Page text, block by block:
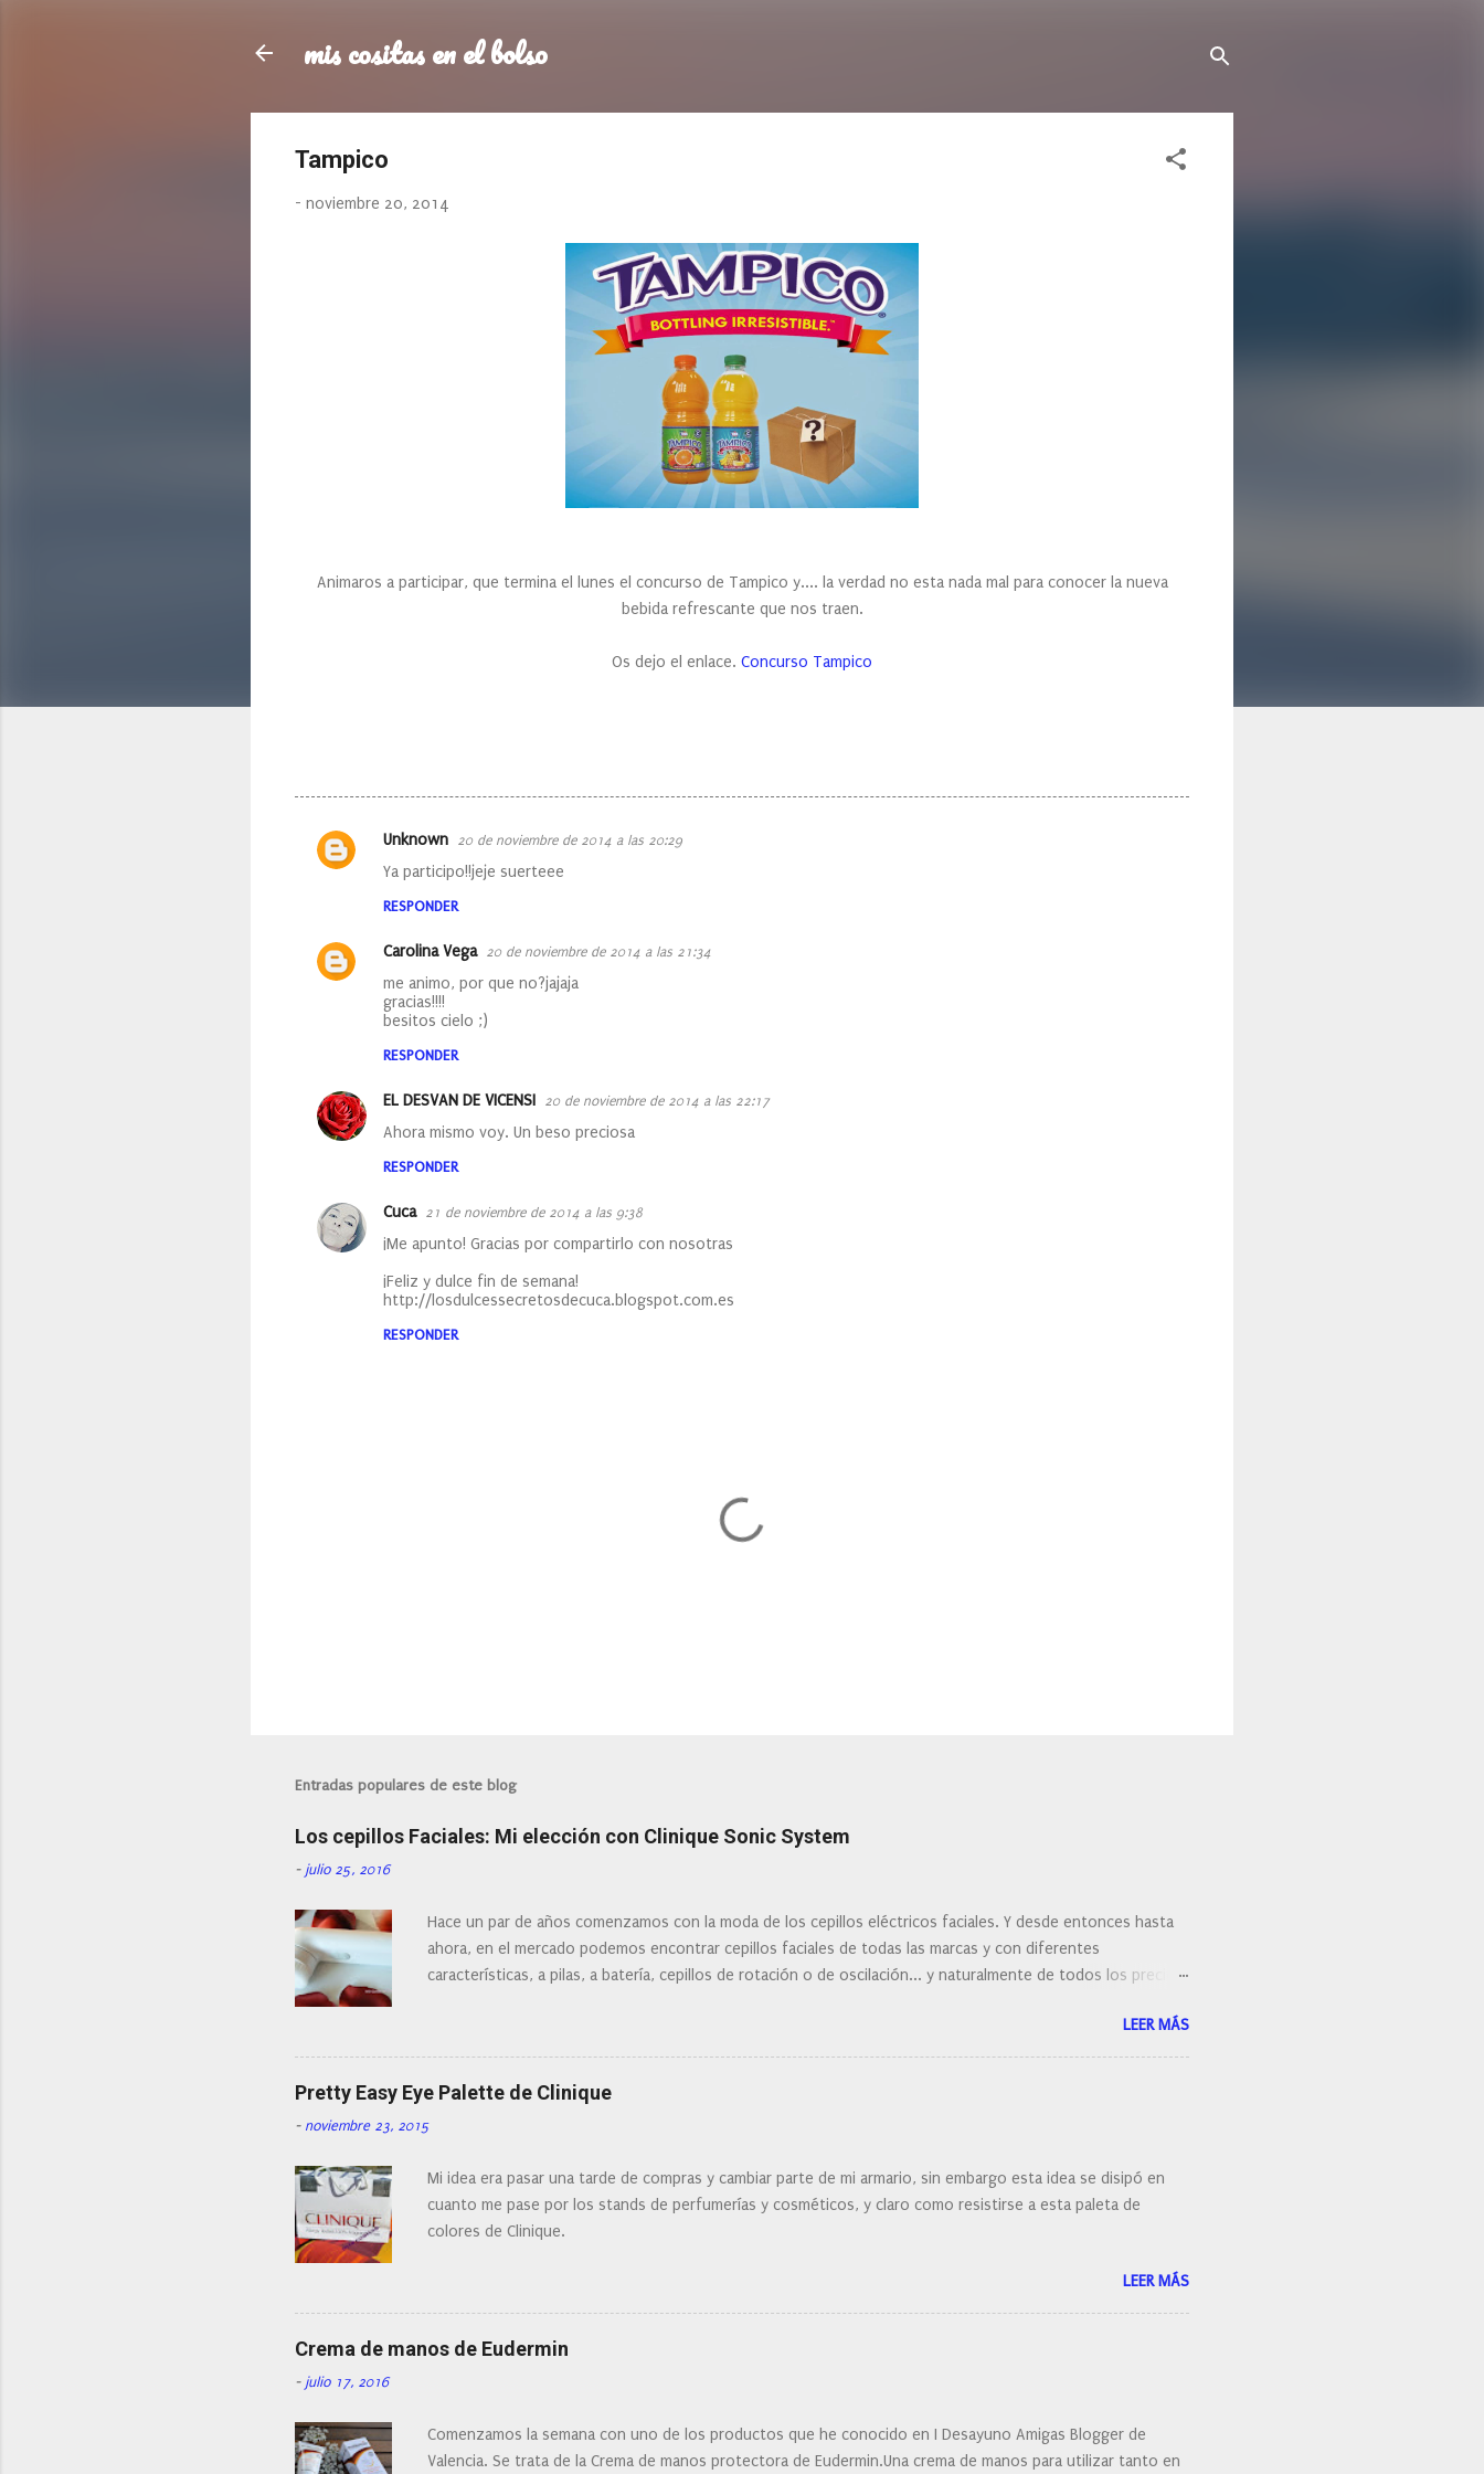
mis cositas en el bolso
Tampico
- noviembre 20, 2014
Animaros a participar, que termina el lunes el concurso de Tampico y.... la verdad no esta nada mal para conocer la nueva
bebida refrescante que nos traen.
Os dejo el enlace. Concurso Tampico
C
e
n
i
o
Unknown 20 de noviembre de 2014 a las 20:29
Ya participo!!jeje suerteee
RESPONDER
Carolina Vega 20 de noviembre de 2014 a las 21:34
me animo, por que no?jajaja
gracias!!!!
besitos cielo ;)
RESPONDER
EL DESVAN DE VICENSI 20 de noviembre de 2014 a las 22:17
Ahora mismo voy. Un beso preciosa
RESPONDER
Cuca 21 de noviembre de 2014 a las 9:38
¡Me apunto! Gracias por compartirlo con nosotras
¡Feliz y dulce fin de semana!
http://losdulcessecretosdecuca.blogspot.com.es
RESPONDER
i
r
u
n
o
m
e
n
t
a
Entradas populares de este blog
Los cepillos Faciales: Mi elección con Clinique Sonic System
- julio 25, 2016
Hace un par de años comenzamos con la moda de los cepillos eléctricos faciales. Y desde entonces hasta
ahora, en el mercado podemos encontrar cepillos faciales de todas las marcas y con diferentes
características, a pilas, a batería, cepillos de rotación o de oscilación... y naturalmente de todos los precios.
¿Cual es mi tipo de piel? ¿Qué busco?... En este post os voy a dar mi opinión de porque elegí mi cepillo
facial de Clinique
LEER MÁS
Pretty Easy Eye Palette de Clinique
- noviembre 23, 2015
Mi idea era pasar una tarde de compras y cambiar parte de mi armario, sin embargo esta idea se disipó en
cuanto me pase por los stands de perfumerías y cosméticos, y claro como resistirse a esta paleta de
colores de Clinique.
LEER MÁS
Crema de manos de Eudermin
- julio 17, 2016
Comenzamos la semana con uno de los productos que he conocido en I Desayuno Amigas Blogger de
Valencia. Se trata de la Crema de manos protectora de Eudermin.Una crema de manos para utilizar tanto en